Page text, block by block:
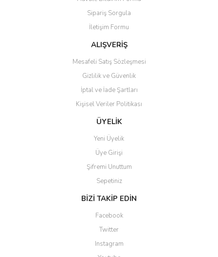
Ürün bilgilerinde hatalar bulunuyor.
Ürün fiyatı diğer sitelerden daha pahalı.
Bu ürüne benzer farklı alternatifler olmalı.
Gönder
Sipariş Sorgula
İletişim Formu
ALIŞVERİŞ
Mesafeli Satış Sözleşmesi
Gizlilik ve Güvenlik
İptal ve İade Şartları
Kişisel Veriler Politikası
ÜYELİK
Yeni Üyelik
Üye Girişi
Şifremi Unuttum
Sepetiniz
BİZİ TAKİP EDİN
Facebook
Twitter
Instagram